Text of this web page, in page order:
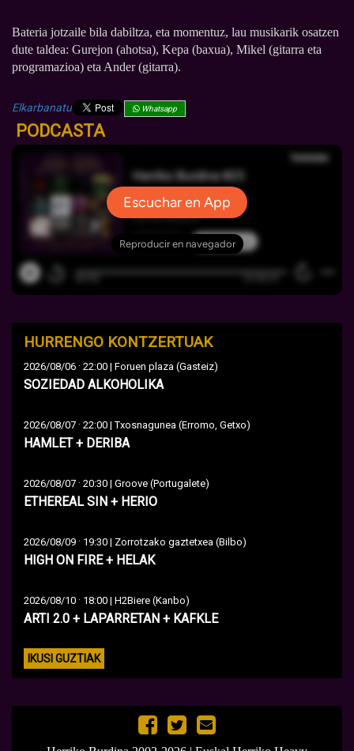
Bateria jotzaile bila dabiltza, eta momentuz, lau musikarik osatzen
dute taldea: Gurejon (ahotsa), Kepa (baxua), Mikel (gitarra eta
programazioa) eta Ander (gitarra).
Elkarbanatu Whatsapp
PODCASTA
HURRENGO KONTZERTUAK
2026/08/06 · 22:00 | Foruen plaza (Gasteiz)
SOZIEDAD ALKOHOLIKA
2026/08/07 · 22:00 | Txosnagunea (Erromo, Getxo)
HAMLET + DERIBA
2026/08/07 · 20:30 | Groove (Portugalete)
ETHEREAL SIN + HERIO
2026/08/09 · 19:30 | Zorrotzako gaztetxea (Bilbo)
HIGH ON FIRE + HELAK
2026/08/10 · 18:00 | H2Biere (Kanbo)
ARTI 2.0 + LAPARRETAN + KAFKLE
IKUSI GUZTIAK